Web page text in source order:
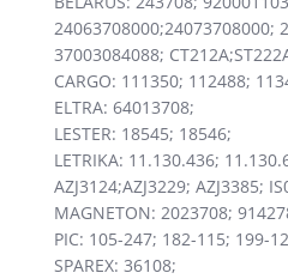
24063708000;24073708000;
37003084088;
CARGO: 111350; 112488;
ELTRA: 64013708;
LESTER: 18545; 18546;
LETRIKA: 11.130.436;
AZJ3124;AZJ3229; AZJ3385;
MAGNETON: 2023708;
PIC: 105-247; 182-115; 199-
SPAREX: 36108;